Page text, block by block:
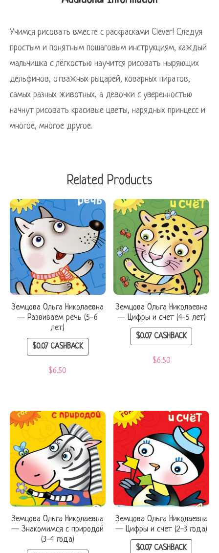
Учимся рисовать вместе с раскрасками Clever! Следуя
простым и понятным пошаговым инструкциям, каждый
мальчишка с лёгкостью научится рисовать ныряющих
дельфинов, отважных рыцарей, коварных пиратов,
самых разных животных, а девочки с уверенностью
начнут рисовать красивые цветы, нарядных принцесс и
многое, многое другое.
Related Products
Земцова Ольга Николаевна
— Развиваем речь (5-6
лет)
$0.07CASHBACK
$6.50
Земцова Ольга Николаевна
— Цифры и счет (4-5 лет)
$0.07CASHBACK
$6.50
Земцова Ольга Николаевна
— Знакомимся с природой
(3-4 года)
Земцова Ольга Николаевна
— Цифры и счет (2-3 года)
$0.07CASHBACK